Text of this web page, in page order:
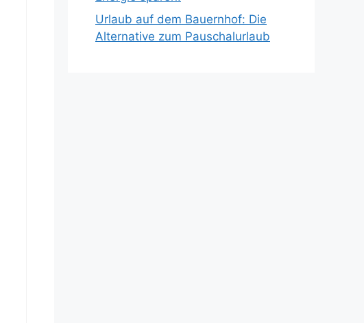
Urlaub auf dem Bauernhof: Die
Alternative zum Pauschalurlaub